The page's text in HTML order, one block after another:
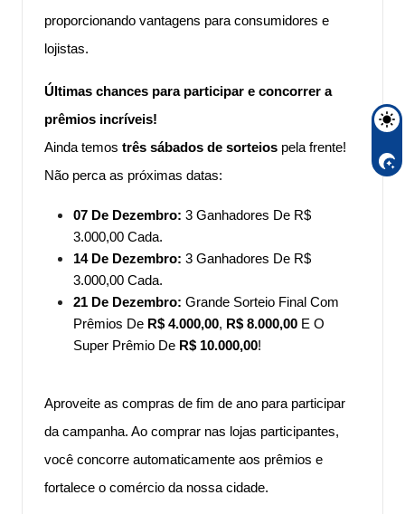
proporcionando vantagens para consumidores e
lojistas.
Últimas chances para participar e concorrer a
prêmios incríveis!
Ainda temos três sábados de sorteios pela frente!
Não perca as próximas datas:
07 De Dezembro: 3 Ganhadores De R$
3.000,00 Cada.
14 De Dezembro: 3 Ganhadores De R$
3.000,00 Cada.
21 De Dezembro: Grande Sorteio Final Com
Prêmios De R$ 4.000,00, R$ 8.000,00 E O
Super Prêmio De R$ 10.000,00!
Aproveite as compras de fim de ano para participar
da campanha. Ao comprar nas lojas participantes,
você concorre automaticamente aos prêmios e
fortalece o comércio da nossa cidade.